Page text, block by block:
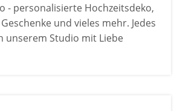
- personalisierte Hochzeitsdeko,
und vieles mehr. Jedes
unserem Studio mit Liebe